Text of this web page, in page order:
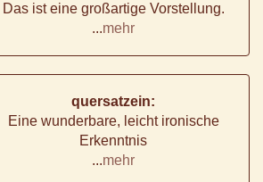
Das ist eine großartige Vorstellung.
...mehr
quersatzein:
Eine wunderbare, leicht ironische
Erkenntnis
...mehr